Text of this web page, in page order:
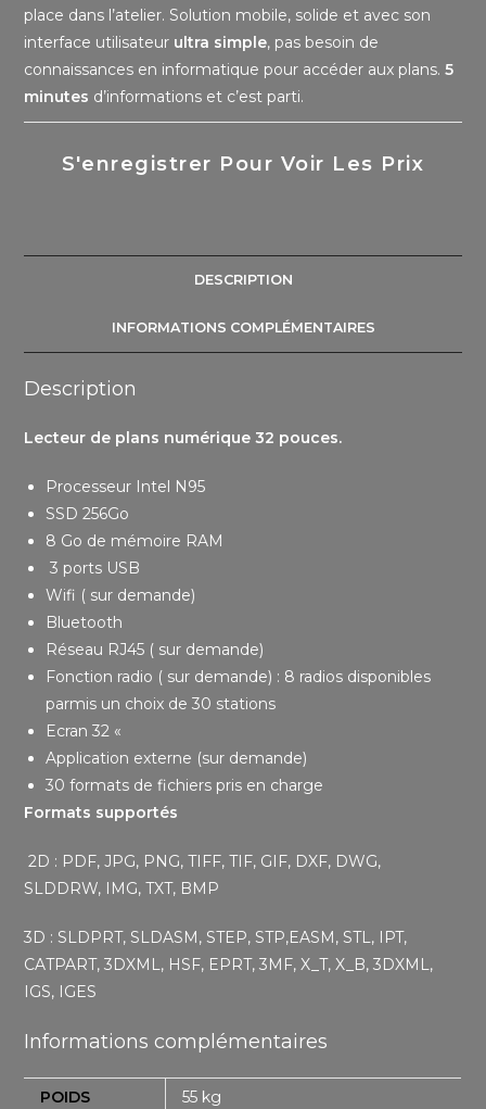
place dans l’atelier. Solution mobile, solide et avec son
interface utilisateur ultra simple, pas besoin de
connaissances en informatique pour accéder aux plans.5
minutes d’informations et c’est parti.
S'enregistrer Pour Voir Les Prix
DESCRIPTION
INFORMATIONS COMPLÉMENTAIRES
Description
Lecteur de plans numérique 32 pouces.
Processeur Intel N95
SSD 256Go
8 Go de mémoire RAM
3 ports USB
Wifi ( sur demande)
Bluetooth
Réseau RJ45 ( sur demande)
Fonction radio ( sur demande) : 8 radios disponibles
parmis un choix de 30 stations
Ecran 32 «
Application externe (sur demande)
30 formats de fichiers pris en charge
Formats supportés
2D : PDF, JPG, PNG, TIFF, TIF, GIF, DXF, DWG,
SLDDRW, IMG, TXT, BMP
3D : SLDPRT, SLDASM, STEP, STP,EASM, STL, IPT,
CATPART, 3DXML, HSF, EPRT, 3MF, X_T, X_B, 3DXML,
IGS, IGES
Informations complémentaires
POIDS
55 kg